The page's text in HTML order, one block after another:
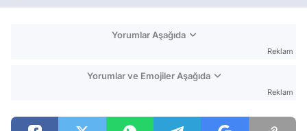
Yorumlar Aşağıda
Reklam
Yorumlar ve Emojiler Aşağıda
Reklam